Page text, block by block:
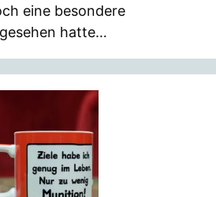
eine besondere
hatte…